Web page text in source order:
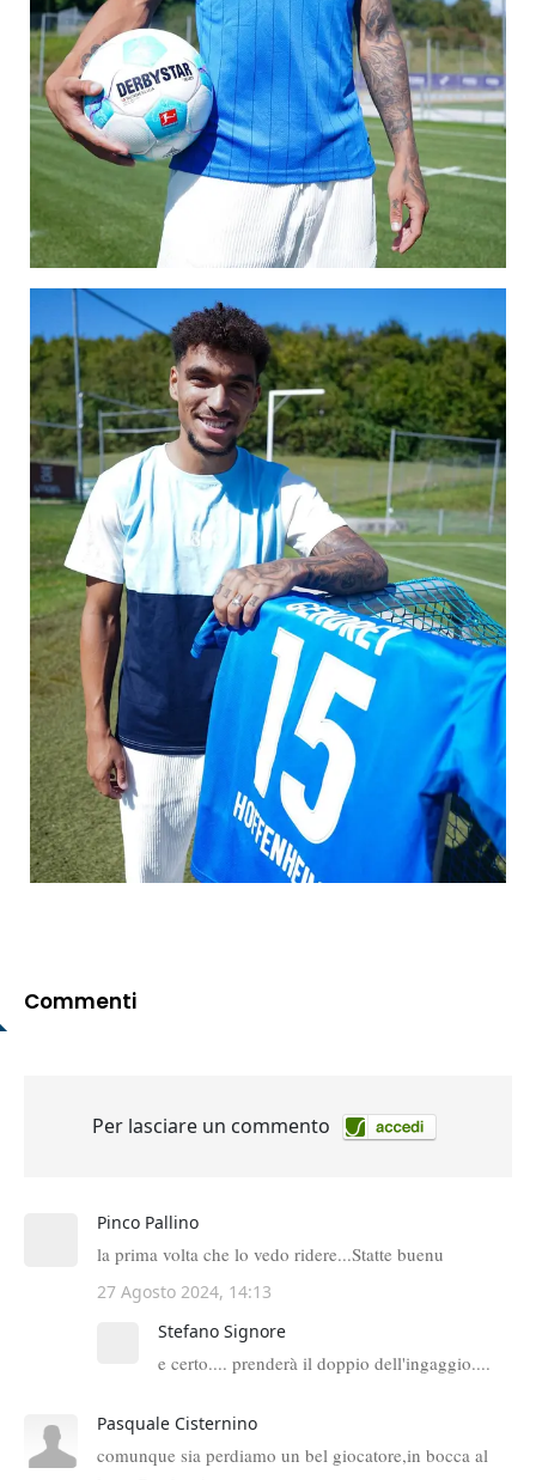
Commenti